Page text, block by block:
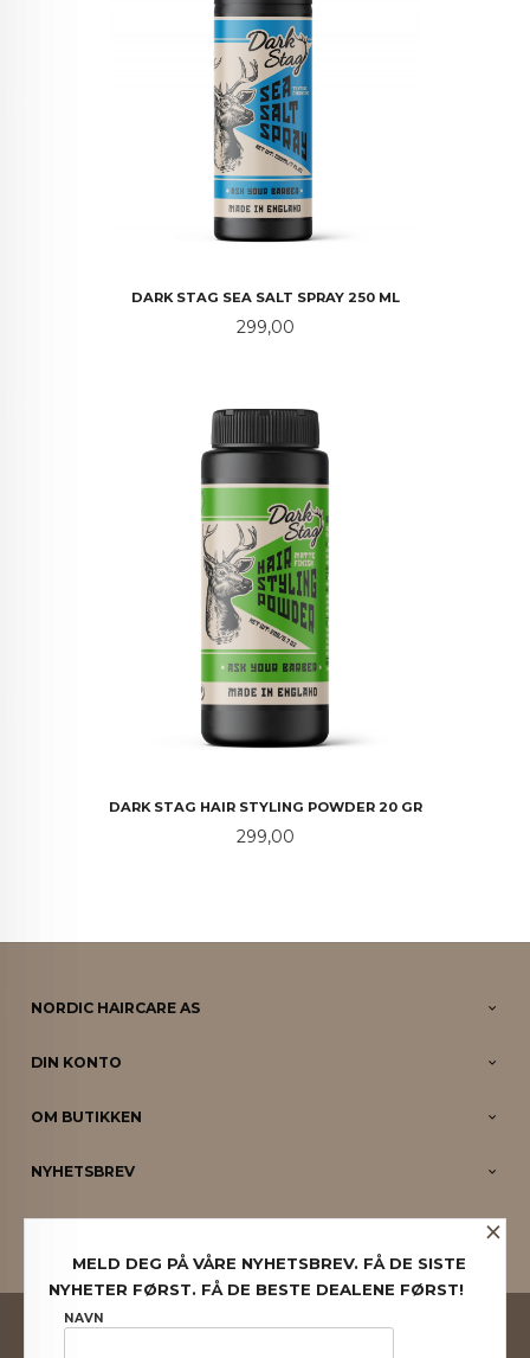
DARK STAG SEA SALT SPRAY 250 ML
Pris
299,00
DARK STAG HAIR STYLING POWDER 20 GR
Pris
299,00
NORDIC HAIRCARE AS
DIN KONTO
OM BUTIKKEN
NYHETSBREV
PARTNERE
FRAKT
×
MELD DEG PÅ VÅRE NYHETSBREV. FÅ DE SISTE
NYHETER FØRST. FÅ DE BESTE DEALENE FØRST!
NAVN